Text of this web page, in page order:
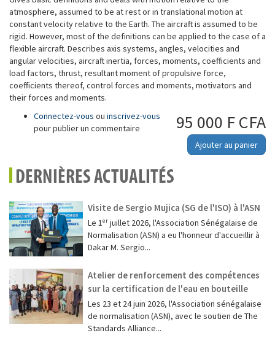
atmosphere, assumed to be at rest or in translational motion at
constant velocity relative to the Earth. The aircraft is assumed to be
rigid. However, most of the definitions can be applied to the case of a
flexible aircraft. Describes axis systems, angles, velocities and
angular velocities, aircraft inertia, forces, moments, coefficients and
load factors, thrust, resultant moment of propulsive force,
coefficients thereof, control forces and moments, motivators and
their forces and moments.
95 000 F CFA
Ajouter au panier
Connectez-vous ou inscrivez-vous
pour publier un commentaire
DERNIÈRES ACTUALITÉS
Visite de Sergio Mujica (SG de l'ISO) à l'ASN
Le 1ᵉʳ juillet 2026, l'Association Sénégalaise de
Normalisation (ASN) a eu l'honneur d'accueillir à
Dakar M. Sergio...
Atelier de renforcement des compétences
sur la certification de l'eau en bouteille
Les 23 et 24 juin 2026, l'Association sénégalaise
de normalisation (ASN), avec le soutien de The
Standards Alliance...